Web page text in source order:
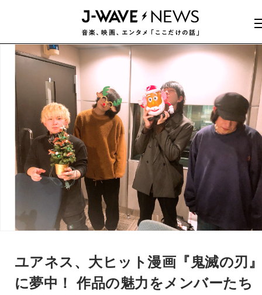
ユアネス、大ヒット漫画『鬼滅の刃
に夢中！ 作品の魅力をメンバーたち